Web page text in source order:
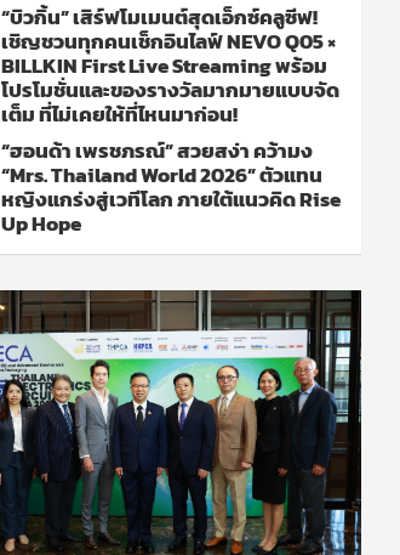
“บิวกิ้น” เสิร์ฟโมเมนต์สุดเอ็กซ์คลูซีฟ!
เชิญชวนทุกคนเช็กอินไลฟ์ NEVO Q05 ×
BILLKIN First Live Streaming พร้อม
โปรโมชั่นและของรางวัลมากมายแบบจัด
เต็ม ที่ไม่เคยให้ที่ไหนมาก่อน!
“ฮอนด้า เพรชภรณ์” สวยสง่า คว้ามง
“Mrs. Thailand World 2026” ตัวแทน
หญิงแกร่งสู่เวทีโลก ภายใต้แนวคิด Rise
Up Hope